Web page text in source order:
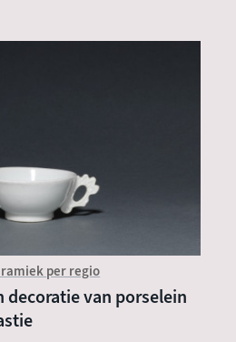
per regio
van porselein